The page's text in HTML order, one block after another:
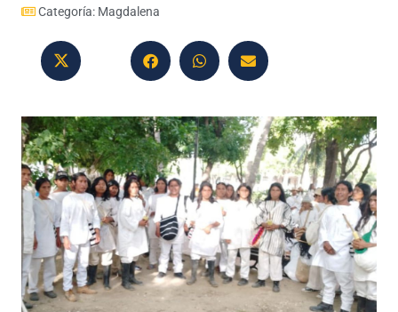
Categoría: Magdalena